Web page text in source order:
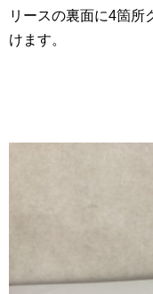
リースの裏面に4箇所
けます。